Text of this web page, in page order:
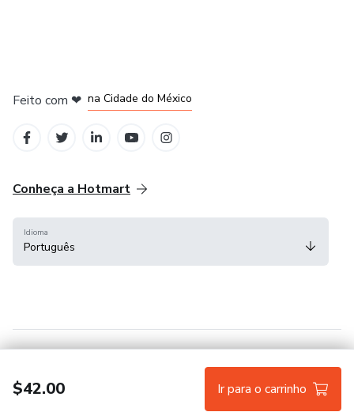
$42.00 Ir para o carrinho
Feito com ❤ na Cidade do México
Conheça a Hotmart
Idioma
Português